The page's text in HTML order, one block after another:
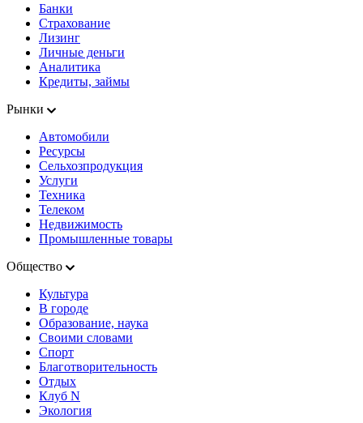
Банки
Страхование
Лизинг
Личные деньги
Аналитика
Кредиты, займы
Рынки
Автомобили
Ресурсы
Сельхозпродукция
Услуги
Техника
Телеком
Недвижимость
Промышленные товары
Общество
Культура
В городе
Образование, наука
Своими словами
Спорт
Благотворительность
Отдых
Клуб N
Экология